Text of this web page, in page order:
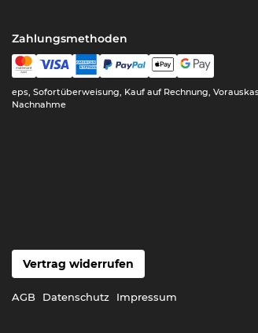
Zahlungsmethoden
eps, Sofortüberweisung, Kauf auf Rechnung,
Nachnahme
Vertrag widerrufen
AGB Datenschutz Impressum